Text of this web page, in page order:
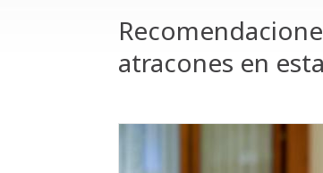
atracones en